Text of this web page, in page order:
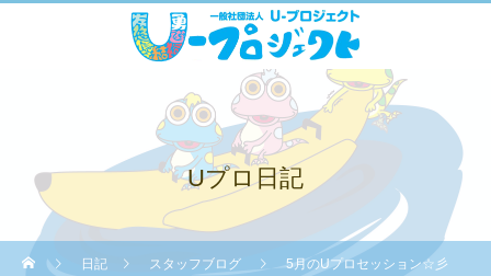
Uプロ日記
日記 スタッフブログ 5月のUプロセッション☆彡